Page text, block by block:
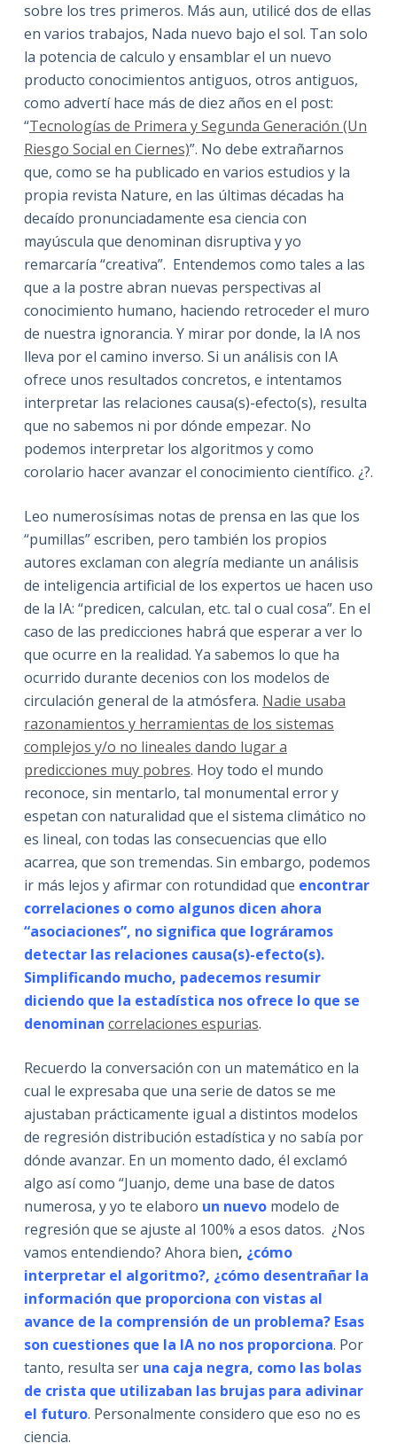
sobre los tres primeros. Más aun, utilicé dos de ellas
en varios trabajos, Nada nuevo bajo el sol. Tan solo
la potencia de calculo y ensamblar el un nuevo
producto conocimientos antiguos, otros antiguos,
como advertí hace más de diez años en el post:
“Tecnologías de Primera y Segunda Generación (Un
Riesgo Social en Ciernes)”. No debe extrañarnos
que, como se ha publicado en varios estudios y la
propia revista Nature, en las últimas décadas ha
decaído pronunciadamente esa ciencia con
mayúscula que denominan disruptiva y yo
remarcaría “creativa”. Entendemos como tales a las
que a la postre abran nuevas perspectivas al
conocimiento humano, haciendo retroceder el muro
de nuestra ignorancia. Y mirar por donde, la IA nos
lleva por el camino inverso. Si un análisis con IA
ofrece unos resultados concretos, e intentamos
interpretar las relaciones causa(s)-efecto(s), resulta
que no sabemos ni por dónde empezar. No
podemos interpretar los algoritmos y como
corolario hacer avanzar el conocimiento científico. ¿?.
Leo numerosísimas notas de prensa en las que los
“pumillas” escriben, pero también los propios
autores exclaman con alegría mediante un análisis
de inteligencia artificial de los expertos ue hacen uso
de la IA: “predicen, calculan, etc. tal o cual cosa”. En el
caso de las predicciones habrá que esperar a ver lo
que ocurre en la realidad. Ya sabemos lo que ha
ocurrido durante decenios con los modelos de
circulación general de la atmósfera. Nadie usaba
razonamientos y herramientas de los sistemas
complejos y/o no lineales dando lugar a
predicciones muy pobres. Hoy todo el mundo
reconoce, sin mentarlo, tal monumental error y
espetan con naturalidad que el sistema climático no
es lineal, con todas las consecuencias que ello
acarrea, que son tremendas. Sin embargo, podemos
ir más lejos y afirmar con rotundidad que encontrar
correlaciones o como algunos dicen ahora
“asociaciones”, no significa que lográramos
detectar las relaciones causa(s)-efecto(s).
Simplificando mucho, padecemos resumir
diciendo que la estadística nos ofrece lo que se
denominan correlaciones espurias.
Recuerdo la conversación con un matemático en la
cual le expresaba que una serie de datos se me
ajustaban prácticamente igual a distintos modelos
de regresión distribución estadística y no sabía por
dónde avanzar. En un momento dado, él exclamó
algo así como “Juanjo, deme una base de datos
numerosa, y yo te elaboro un nuevomodelo de
regresión que se ajuste al 100% a esos datos. ¿Nos
vamos entendiendo? Ahora bien, ¿cómo
interpretar el algoritmo?, ¿cómo desentrañar la
información que proporciona con vistas al
avance de la comprensión de un problema? Esas
son cuestiones que la IA no nos proporciona. Por
tanto, resulta ser una caja negra, como las bolas
de crista que utilizaban las brujas para adivinar
el futuro. Personalmente considero que eso no es
ciencia.